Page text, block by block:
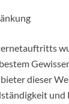
dieser
und